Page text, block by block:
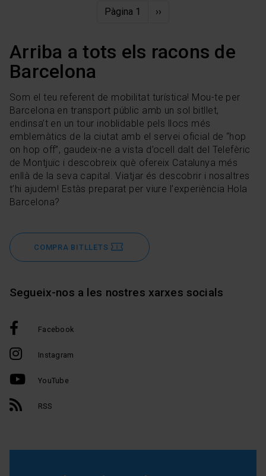
Paginació
Pàgina 1
Pàgina
››
Arriba a tots els racons de
Barcelona
Som el teu referent de mobilitat turística! Mou-te per
Barcelona en transport públic amb un sol bitllet,
endinsa’t en un tour inoblidable pels llocs més
emblemàtics de la ciutat amb el servei oficial de “hop
on hop off”, gaudeix-ne a vista d’ocell dalt del Telefèric
de Montjuïc i descobreix què ofereix Catalunya més
enllà de la seva capital. Viatjar és descobrir i nosaltres
t’hi ajudem! Estàs preparat per viure l’experiència Hola
Barcelona?
COMPRA BITLLETS
Segueix-nos a les nostres xarxes socials
Facebook
Instagram
YouTube
RSS